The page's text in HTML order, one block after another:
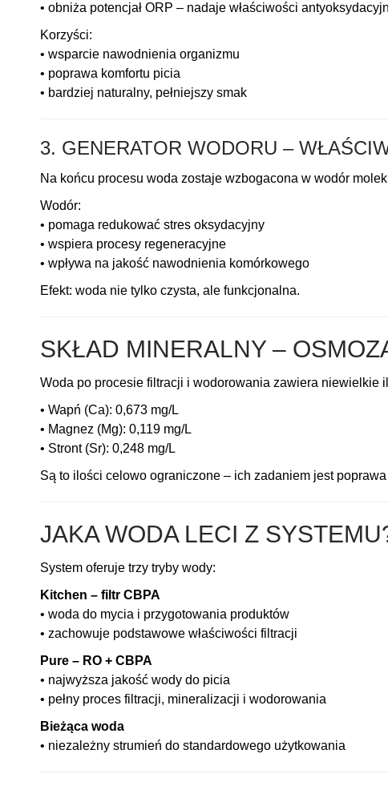
• obniża potencjał ORP – nadaje właściwości
Korzyści:
• wsparcie nawodnienia organizmu
• poprawa komfortu picia
• bardziej naturalny, pełniejszy smak
3. GENERATOR WODORU –
Na końcu procesu woda zostaje wzbogacona w wodór
Wodór:
• pomaga redukować stres oksydacyjny
• wspiera procesy regeneracyjne
• wpływa na jakość nawodnienia komórkowego
Efekt: woda nie tylko czysta, ale funkcjonalna.
SKŁAD MINERALNY –
Woda po procesie filtracji i wodorowania zawiera niewielkie
• Wapń (Ca): 0,673 mg/L
• Magnez (Mg): 0,119 mg/L
• Stront (Sr): 0,248 mg/L
Są to ilości celowo ograniczone – ich zadaniem jest
JAKA WODA LECI Z
System oferuje trzy tryby wody:
Kitchen – filtr CBPA
• woda do mycia i przygotowania produktów
• zachowuje podstawowe właściwości filtracji
Pure – RO + CBPA
• najwyższa jakość wody do picia
• pełny proces filtracji, mineralizacji i wodorowania
Bieżąca woda
• niezależny strumień do standardowego użytkowania